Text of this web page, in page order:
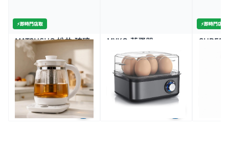
⚡️即時門店取
MATSUSHO 松井-玻璃
電養生壺-備燉煮功能
1.5L
$120.0 $169.0
特價
MYKO-蒸蛋器
$169.0
⚡️即時門店取
SUPER